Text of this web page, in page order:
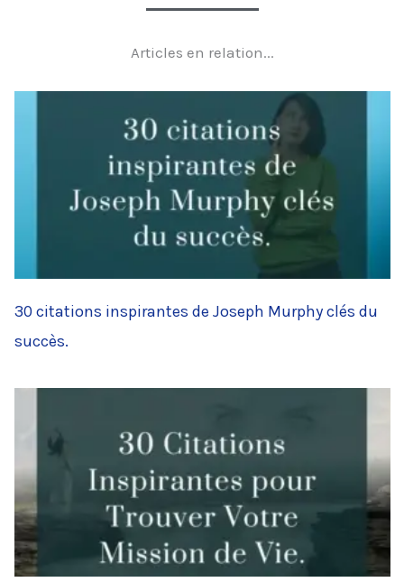
Articles en relation...
30 citations inspirantes de Joseph Murphy clés du
succès.